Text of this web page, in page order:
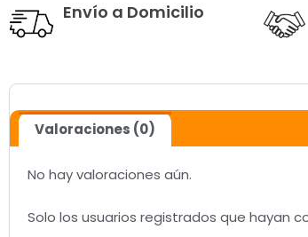
Envío a Domicilio
Valoraciones (0)
No hay valoraciones aún.
Solo los usuarios registrados que hayan